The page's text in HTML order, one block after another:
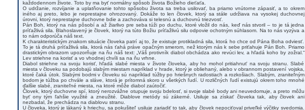
každodennom živote. Toto by ma byť normálny spôsob života Božieho dieťaťa.
O udržanie, rozvíjanie a uplatňovanie tohto spôsobu života sa treba usilovať, ba priamo vnútorne zápasiť, a to okrem
iného aj preto, lebo je neprestajne ohrozovaný. Dokáže to len človek, ktorý sa stále udržiava na vysokej duchovnej
úrovni, ktorý neprestajne duchovne bdie a zachováva si telesnú a duchovnú triezvosť.
Pán Boh, ktorý na nás pôsobí a až žiarlivo pre seba túži po duchu, ktoré vložil do nás, keď nás stvoril – to je tá jedna
príťažlivá sila. Blahoslavený je človek, ktorý na túto Božiu príťažlivú silu odpovie ochotným súhlasom. Na to nás vyzýva a
to nám odporúča náš text.
K charakteristickým znakom situácie človeka patrí aj to, že existuje protikladná sila, ktorá ho chce od Pána Boha odviesť.
To je tá druhá príťažlivá sila, ktorá nás ťahá práve opačným smerom, než ktorým nás k sebe priťahuje Pán Boh. Priamo
drastickým obrazom upozorňuje na ňu náš text: „Váš protivník diabol obchádza ako revúci lev, a hľadá koho by zožral.“
Lev striehne na korisť a vo vhodnej chvíli sa na ňu vrhne.
Diabol striehne na svoju korisť, hľadá slabé miesta v živote človeka, aby ho mohol pritiahnuť na svoju stranu. Slabé
miesta v človeku sa podobajú slabým miestam napríklad v hrade, ktorý je obliehaný, alebo v obrannom postavení vojska,
ktoré čaká útok. Slabými bodmi v človeku sú napríklad túžby po hriešnych radostiach a rozkošiach. Slabým, zraniteľným
bodom je túžba po chvále a sláve, ktorá je prítomná skoro u všetkých ľudí. U rozličných ľudí existujú okrem toho mnohé
ďalšie slabé, zraniteľné miesta, na ktoré môže diabol zaútočiť.
Človek, ktorý duchovne spí, ktorý nerozvážne otupuje svoju bdelosť, si svoje slabé body ani neuvedomuje, a preto môžu
byť ony tým ľahšie využité a zneužité. Diablove metódy sú zákerné. Usiluje sa získať človeka tak, aby človek ani
nezbadal, že prechádza na diablovu stranu.
U človeka, ktorý je lákaný k hriechu, sa pokušiteľ usiluje zariadiť to tak, aby človek nepociťoval priveľké výčitky svedomia.